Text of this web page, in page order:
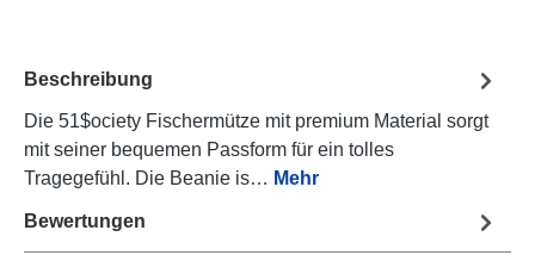
Beschreibung
Die 51$ociety Fischermütze mit premium Material sorgt
mit seiner bequemen Passform für ein tolles
Tragegefühl. Die Beanie is… Mehr
Bewertungen